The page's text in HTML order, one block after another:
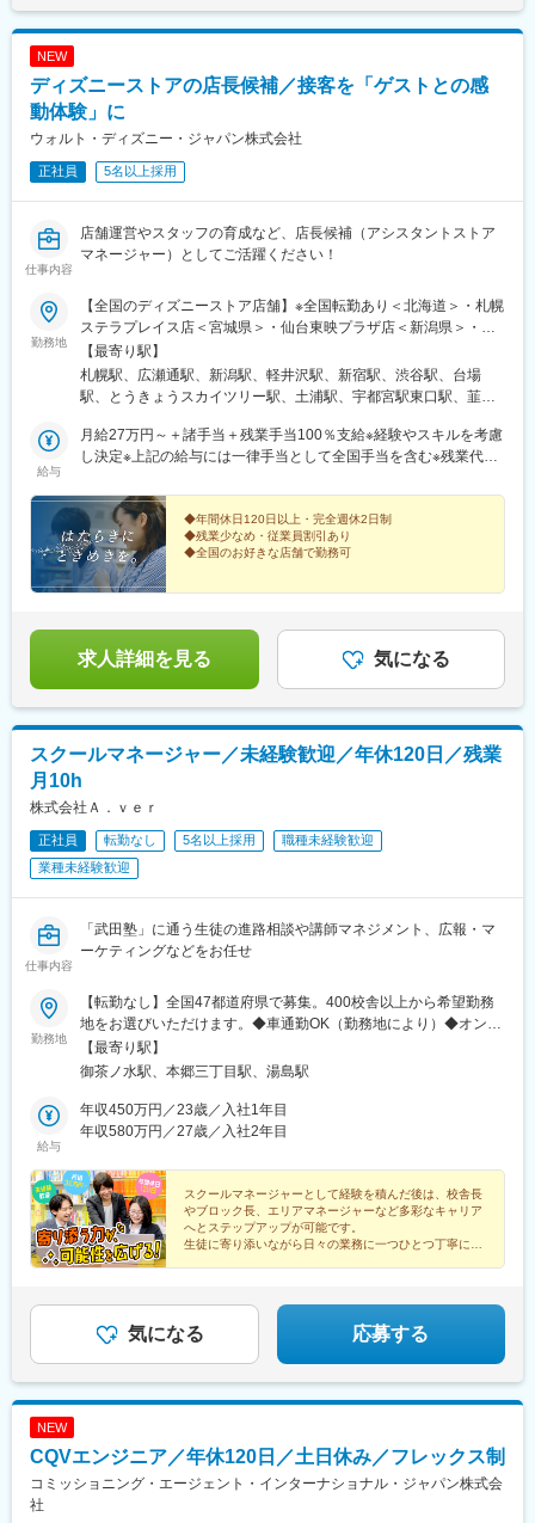
NEW
ディズニーストアの店長候補／接客を「ゲストとの感
動体験」に
ウォルト・ディズニー・ジャパン株式会社
正社員 5名以上採用
仕事内容
店舗運営やスタッフの育成など、店長候補（アシスタントストア
マネージャー）としてご活躍ください！
勤務地
【全国のディズニーストア店舗】※全国転勤あり＜北海道＞・札幌
ステラプレイス店＜宮城県＞・仙台東映プラザ店＜新潟県＞・新
潟万代ビルボードプレイス店＜長野県＞・軽井沢・プリンスショ
ッピングプラザ店＜東京都＞・本社・ディズニーフラッグシップ
東京・渋谷公園通り店・新宿高島屋店・お台場アクアシティ店・
ール店＜栃木県＞・宇都宮福田屋ショッピングプラザ店＜群馬県
＞・太田イオンモール店＜千葉県＞・東京ディズニーリゾート
店＜静岡県＞・ららぽーと沼津店・浜松遠鉄店＜愛知県＞・岡崎
イオンモール店＜岐阜県＞・岐阜マーサ店＜京都府＞・京都ポル
タ店＜大阪府＞・梅田HEP FIVE店・ルクア大阪店＜兵庫県＞・三
宮クレフィ店＜奈良県＞・橿原イオンモール店＜滋賀県＞・草津
イオンモール店＜岡山県＞・岡山イオンモール店＜広島県＞・ミ
【最寄り駅】
札幌駅、広瀬通駅、新潟駅、軽井沢駅、新宿駅、渋谷駅、台場
駅、とうきょうスカイツリー駅、土浦駅、宇都宮駅東口駅、韮川
駅、京都駅、大阪梅田駅(阪急線)、大阪駅、三宮・花時計前駅、金
橋駅、瀬田駅(滋賀県)、岡山駅、広島駅、天神駅、虎ノ門ヒルズ
新宿三丁目駅、東京テレポート駅、押上駅、リゾートゲートウェ
イ・ステーション駅、浜松駅、九条駅(京都府)、梅田駅(地下鉄)、
大阪梅田駅(阪神線)、神戸三宮駅(阪急・神戸高速)、岡山駅前駅、
西鉄福岡駅、虎ノ門駅、北１２条駅、勾当台公園駅、代々木駅、
お台場海浜公園駅、本所吾妻橋駅、東京ディズニーランド・ステ
公園駅、猿猴橋町駅、天神南駅、神谷町駅
給与
月給27万円～＋諸手当＋残業手当100％支給※経験やスキルを考慮
し決定※上記の給与には一律手当として全国手当を含む※残業代は
◆年間休日120日以上・完全週休2日制
◆残業少なめ・従業員割引あり
◆全国のお好きな店舗で勤務可
求人詳細を見る 気になる
スクールマネージャー／未経験歓迎／年休120日／残業
月10h
株式会社Ａ．ｖｅｒ
正社員 転勤なし 5名以上採用
職種未経験歓迎
業種未経験歓迎
仕事内容
「武田塾」に通う生徒の進路相談や講師マネジメント、広報・マ
ーケティングなどをお任せ
勤務地
【転勤なし】全国47都道府県で募集。400校舎以上から希望勤務
地をお選びいただけます。◆車通勤OK（勤務地により）◆オンラ
イン面接にも対応しています。遠方にお住いの方も、お気軽にご
相談下さい。全国各地で未経験から活躍しているメンバーが多数
湯島2丁目4-3 ソフィアお茶の水 1F・2F・3F【受動喫煙対策】あ
り
【最寄り駅】
御茶ノ水駅、本郷三丁目駅、湯島駅
給与
年収450万円／23歳／入社1年目
年収580万円／27歳／入社2年目
スクールマネージャーとして経験を積んだ後は、校舎長
やブロック長、エリアマネージャーなど多彩なキャリア
へとステップアップが可能です。
生徒に寄り添いながら日々の業務に一つひとつ丁寧に向
気になる 応募する
NEW
CQVエンジニア／年休120日／土日休み／フレックス制
コミッショニング・エージェント・インターナショナル・ジャパン株式会
社